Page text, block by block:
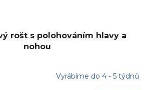
rošt s polohováním hlavy a
nohou
Vyrábíme do 4 - 5 týdnů